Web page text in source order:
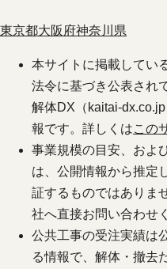
東京都大阪府神奈川県
本サイトに掲載してい
法令に基づき公表され
解体DX（kaitai-
報です。詳しくはこの
事業規模の目安、およ
は、公開情報から推定
証するものではありま
社へ直接お問い合わせ
公共工事の受注実績は
る情報で、解体・撤去